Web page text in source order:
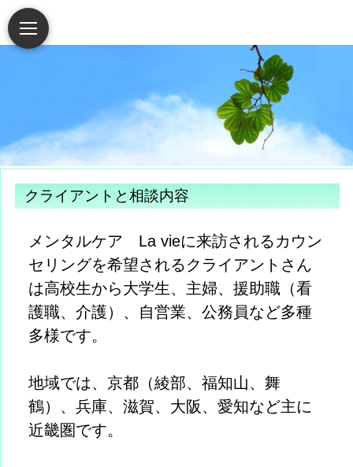
クライアントと相談内容
メンタルケア La vieに来訪されるカウン
セリングを希望されるクライアントさん
は高校生から大学生、主婦、援助職（看
護職、介護）、自営業、公務員など多種
多様です。
地域では、京都（綾部、福知山、舞
鶴）、兵庫、滋賀、大阪、愛知など主に
近畿圏です。